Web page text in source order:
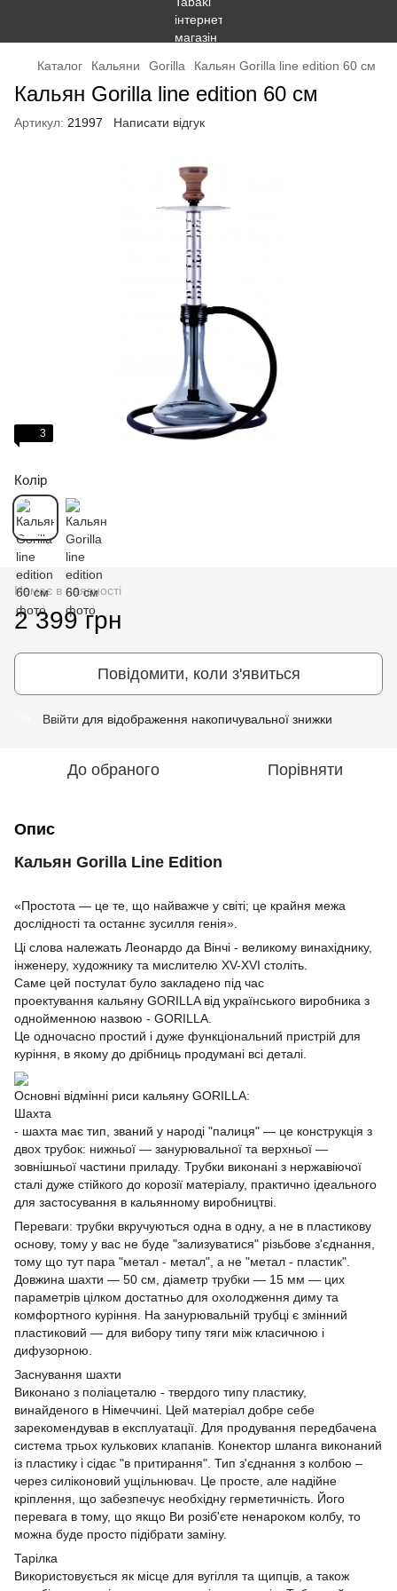
Каталог Кальяни Gorilla Кальян Gorilla line edition 60 см
Кальян Gorilla line edition 60 см
Артикул: 21997 Написати відгук
3
Колір
Немає в наявності
2 399 грн
Повідомити, коли з'явиться
Ввійти для відображення накопичувальної знижки
До обраного Порівняти
Опис
Кальян Gorilla Line Edition
«Простота — це те, що найважче у світі; це крайня межа
дослідності та останнє зусилля генія».
Ці слова належать Леонардо да Вінчі - великому винахіднику,
інженеру, художнику та мислителю XV-XVI століть.
Саме цей постулат було закладено під час
проектування кальяну GORILLA від українського виробника з
однойменною назвою - GORILLA.
Це одночасно простий і дуже функціональний пристрій для
куріння, в якому до дрібниць продумані всі деталі.
Основні відмінні риси кальяну GORILLA:
Шахта
- шахта має тип, званий у народі "палиця" — це конструкція з
двох трубок: нижньої — занурювальної та верхньої —
зовнішньої частини приладу. Трубки виконані з нержавіючої
сталі дуже стійкого до корозії матеріалу, практично ідеального
для застосування в кальянному виробництві.
Переваги: трубки вкручуються одна в одну, а не в пластикову
основу, тому у вас не буде "зализуватися" різьбове з'єднання,
тому що тут пара "метал - метал", а не "метал - пластик".
Довжина шахти — 50 см, діаметр трубки — 15 мм — цих
параметрів цілком достатньо для охолодження диму та
комфортного куріння. На занурювальній трубці є змінний
пластиковий — для вибору типу тяги між класичною і
дифузорною.
Заснування шахти
Виконано з поліацеталю - твердого типу пластику,
винайденого в Німеччині. Цей матеріал добре себе
зарекомендував в експлуатації. Для продування передбачена
система трьох кулькових клапанів. Конектор шланга виконаний
із пластику і сідає "в притирання". Тип з'єднання з колбою –
через силіконовий ущільнювач. Це просте, але надійне
кріплення, що забезпечує необхідну герметичність. Його
перевага в тому, що якщо Ви розіб'єте ненароком колбу, то
можна буде просто підібрати заміну.
Тарілка
Використовується як місце для вугілля та щипців, а також